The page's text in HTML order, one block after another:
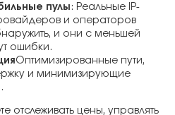
пулы : Реальные IP-
и операторов
и они с меньшей
ошибки.
Оптимизированные пути,
и минимизирующие
отслеживать цены, управлять